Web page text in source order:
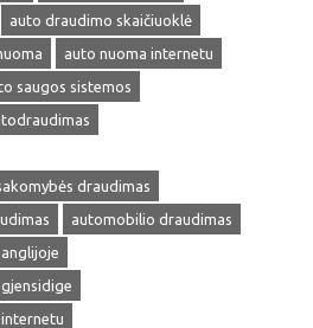
auto draudimo skaičiuoklė
auto nuoma internetu
saugos sistemos
draudimas
automobilio draudimas